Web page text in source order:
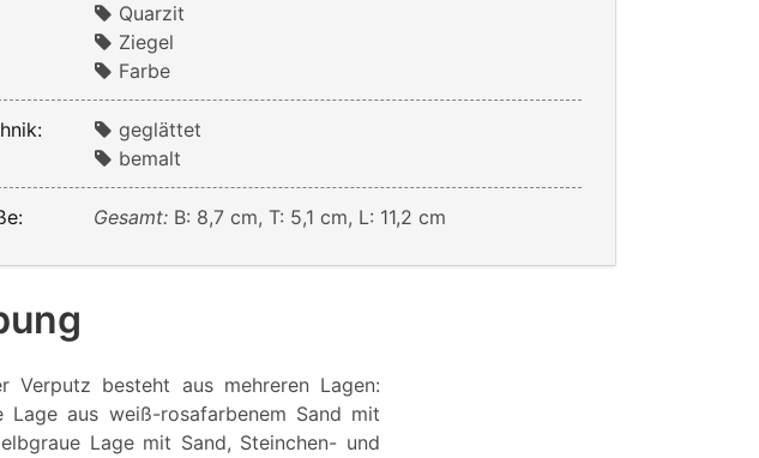
Quarzit
Ziegel
Farbe
geglättet
bemalt
Gesamt: B: 8,7 cm, T: 5,1 cm, L: 11,2 cm
Verputz besteht aus mehreren Lagen:
aus weiß-rosafarbenem Sand mit
Lage mit Sand, Steinchen- und